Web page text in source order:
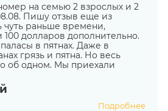
на семью 2 взрослых и 2
Пишу отзыв еще из
чуть раньше времени,
100 долларов дополнительно.
в пятнах. Даже в
грязь и пятна. Но весь
об одном. Мы приехали
Подробнее